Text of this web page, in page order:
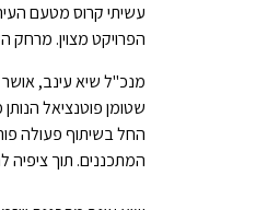
עשיתי קרוס מטעם
הפרויקט מצוין. מרחק
מנכ"ל שיא עינב,
שטומן פוטנציאל
החל בשיתוף פעולה
המתכננים. תוך ציפיה